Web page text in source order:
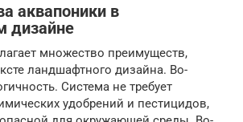
аквапоники в
дизайне
множество преимуществ,
ландшафтного дизайна. Во-
Система не требует
удобрений и пестицидов,